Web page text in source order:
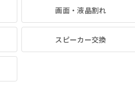
画面・液晶割れ
スピーカー交換